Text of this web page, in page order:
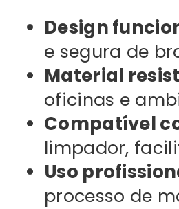
Design
e segura de
Material
oficinas e
Compatível
limpador,
Uso
processo de